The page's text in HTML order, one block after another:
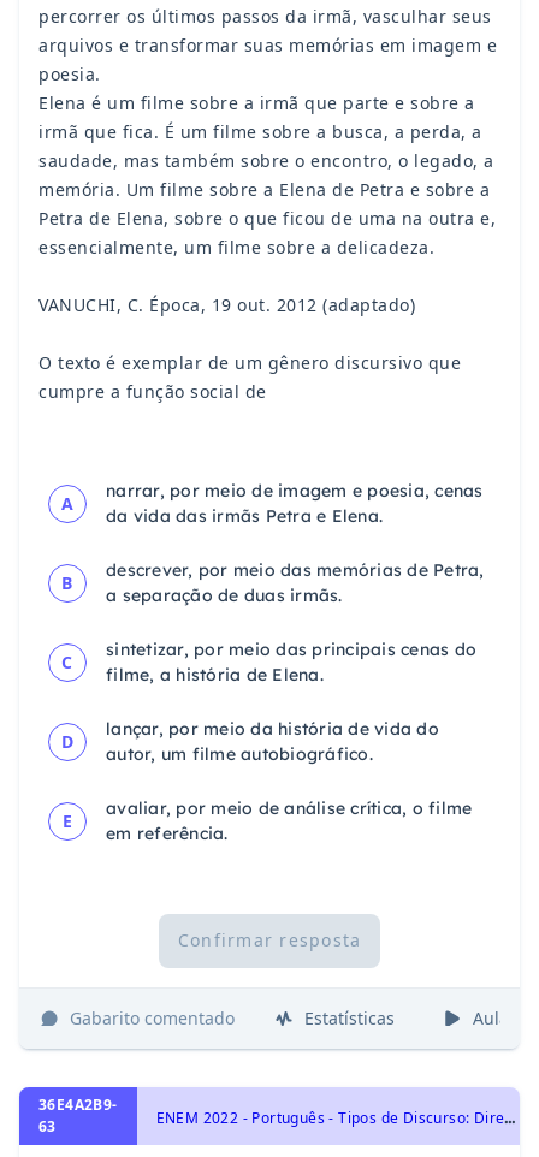
percorrer os últimos passos da irmã, vasculhar seus
arquivos e transformar suas memórias em imagem e
poesia.
Elena é um filme sobre a irmã que parte e sobre a
irmã que fica. É um filme sobre a busca, a perda, a
saudade, mas também sobre o encontro, o legado, a
memória. Um filme sobre a Elena de Petra e sobre a
Petra de Elena, sobre o que ficou de uma na outra e,
essencialmente, um filme sobre a delicadeza.
VANUCHI, C. Época, 19 out. 2012 (adaptado)
O texto é exemplar de um gênero discursivo que
cumpre a função social de
A
narrar, por meio de imagem e poesia, cenas
da vida das irmãs Petra e Elena.
B
descrever, por meio das memórias de Petra,
a separação de duas irmãs.
C
sintetizar, por meio das principais cenas do
filme, a história de Elena.
D
lançar, por meio da história de vida do
autor, um filme autobiográfico.
E
avaliar, por meio de análise crítica, o filme
em referência.
Confirmar resposta
Gabarito comentado Estatísticas Aulas
36E4A2B9-
63
E
NEM 2022 - Português - Tipos de Discurso: Direto, Indireto e Indireto Livre